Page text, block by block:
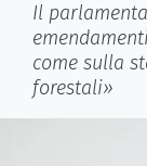
Il
come sulla
forestali»